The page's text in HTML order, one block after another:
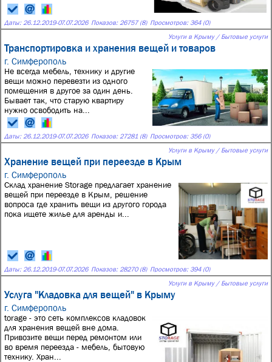
Даты: 26.12.2019-07.07.2026 Показов: 26757 (8) Просмотров: 364 (0)
Услуги в Крыму / Бытовые услуги
Транспортировка и хранения вещей и товаров
г. Симферополь
Не всегда мебель, технику и другие
вещи можно перевезти из одного
помещения в другое за один день.
Бывает так, что старую квартиру
нужно освободить на...
Даты: 26.12.2019-07.07.2026 Показов: 27281 (8) Просмотров: 356 (0)
Услуги в Крыму / Бытовые услуги
Хранение вещей при переезде в Крым
г. Симферополь
Склад хранение Storage предлагает хранение
вещей при переезде в Крым, решение
вопроса где хранить вещи из другого города
пока ищете жилье для аренды и...
Даты: 26.12.2019-07.07.2026 Показов: 28270 (8) Просмотров: 394 (0)
Услуги в Крыму / Бытовые услуги
Услуга "Кладовка для вещей" в Крыму
г. Симферополь
torage - это сеть комплексов кладовок
для хранения вещей вне дома.
Привозите вещи перед ремонтом или
во время переезда - мебель, бытовую
технику. Хран...